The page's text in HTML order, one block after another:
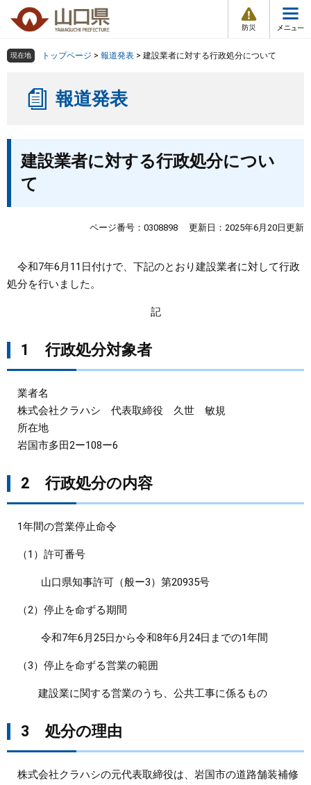
の
ー
情
報
メ
ュ
組織で探す
Other Languages
トップページ
くらし・環境
教育・文化・スポーツ
県政情報
現在地 トップページ > 報道発表 > 建設業者に対する行政処分について
報道発表
建設業者に対する行政処分につい
て
ページ番号：0308898 更新日：2025年6月20日更新
令和7年6月11日付けで、下記のとおり建設業者に対して行政
処分を行いました。
記
1 行政処分対象者
業者名
株式会社クラハシ 代表取締役 久世 敏規
所在地
岩国市多田2ー108ー6
2 行政処分の内容
1年間の営業停止命令
（1）許可番号
山口県知事許可（般ー3）第20935号
（2）停止を命ずる期間
令和7年6月25日から令和8年6月24日までの1年間
（3）停止を命ずる営業の範囲
建設業に関する営業のうち、公共工事に係るもの
3 処分の理由
株式会社クラハシの元代表取締役は、岩国市の道路舗装補修